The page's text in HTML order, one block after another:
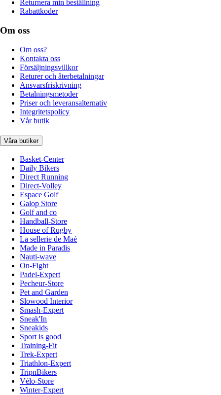
Returnera min beställning
Rabattkoder
Om oss
Om oss?
Kontakta oss
Försäljningsvillkor
Returer och återbetalningar
Ansvarsfriskrivning
Betalningsmetoder
Priser och leveransalternativ
Integritetspolicy
Vår butik
Våra butiker
Basket-Center
Daily Bikers
Direct Running
Direct-Volley
Espace Golf
Galop Store
Golf and co
Handball-Store
House of Rugby
La sellerie de Maé
Made in Paradis
Nauti-wave
On-Fight
Padel-Expert
Pecheur-Store
Pet and Garden
Slowood Interior
Smash-Expert
Sneak'In
Sneakids
Sport is good
Training-Fit
Trek-Expert
Triathlon-Expert
TripnBikers
Vélo-Store
Winter-Expert